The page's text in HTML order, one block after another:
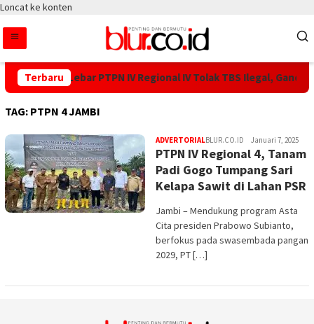
Loncat ke konten
Terbaru
Tanjung Lebar PTPN IV Regional IV Tolak TBS Ilegal,
TAG: PTPN 4 JAMBI
ADVERTORIALBLUR.CO.ID Januari 7, 2025
PTPN IV Regional 4, Tanam
Padi Gogo Tumpang Sari
Kelapa Sawit di Lahan PSR
Jambi – Mendukung program Asta
Cita presiden Prabowo Subianto,
berfokus pada swasembada pangan
2029, PT […]